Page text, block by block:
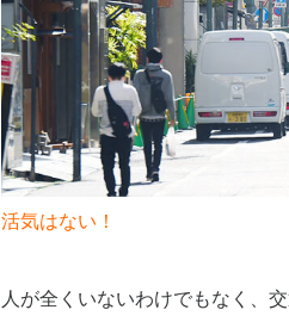
活気はない！
人が全くいないわけでもなく、